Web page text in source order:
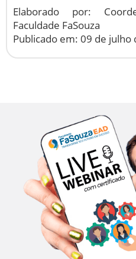
Elaborado por:
Faculdade FaSouza
Publicado em: 09 de julho